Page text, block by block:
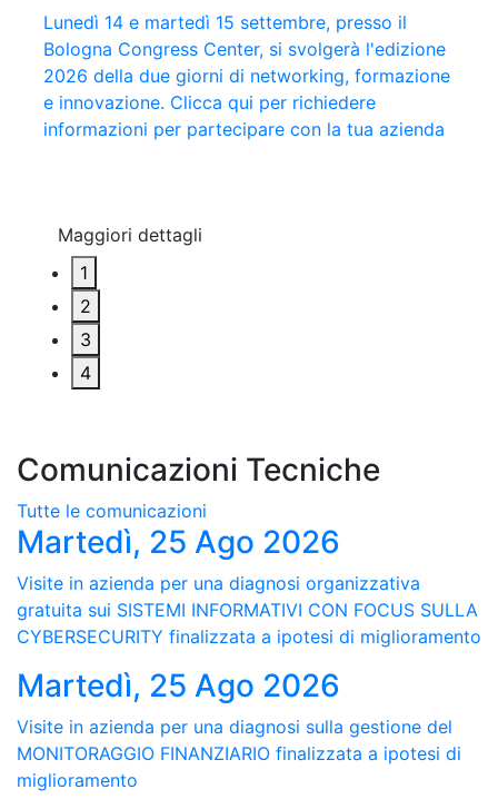
numero della rivista trimestrale di Confindustria
Emilia con gli approfondimenti sull'Assemblea
Privata e la presentazione dei finalisti del 62°
Premio Estense
Lunedì 14 e martedì 15 settembre, presso il
Bologna Congress Center, si svolgerà l'edizione
2026 della due giorni di networking, formazione
e innovazione. Clicca qui per richiedere
informazioni per partecipare con la tua azienda
Maggiori dettagli
Virman Cusenza, Gianluca Di Feo, Tonia
Mastrobuoni e Nello Trocchia si contenderanno
l'Aquila d'Oro 2026. A Monica Maggioni il 42°
“Riconoscimento Gianni Granzotto”
imprese dei nostri territori che partecipano al
Premio, promosso da Confindustria Emilia, in
collaborazione con il Resto del Carlino, giunto
quest'anno alla 15^ edizione. Clicca qui per
leggere tutte le interviste del 2026
Maggiori dettagli
1
2
3
4
Comunicazioni Tecniche
Tutte le comunicazioni
Martedì, 25 Ago 2026
Visite in azienda per una diagnosi organizzativa
gratuita sui SISTEMI INFORMATIVI CON FOCUS SULLA
CYBERSECURITY finalizzata a ipotesi di miglioramento
Martedì, 25 Ago 2026
Visite in azienda per una diagnosi sulla gestione del
MONITORAGGIO FINANZIARIO finalizzata a ipotesi di
miglioramento